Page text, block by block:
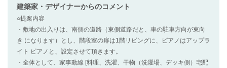
建築家・デザイナーからのコメント
○提案内容
・敷地の出入りは、南側の道路（東側道路だと、車の駐車方向が東向
き になります）とし、階段室の扉は1階リビングに、ピアノはアップラ
イト ピアノと、設定させて頂きます。
・全体として、家事動線 [料理、洗濯、干物（洗濯場、デッキ側）宅配